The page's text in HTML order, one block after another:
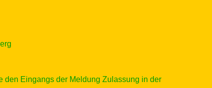
den Eingangs der Meldung Zulassung in der